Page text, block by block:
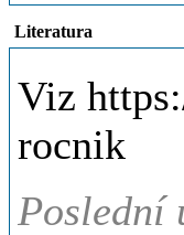
Literatura
Viz
rocnik
Poslední